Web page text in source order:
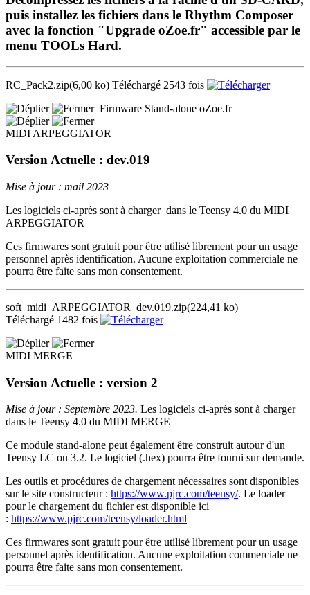
puis installez les fichiers dans le Rhythm Composer
avec la fonction "Upgrade oZoe.fr" accessible par le
menu TOOLs Hard.
RC_Pack2.zip(6,00 ko) Téléchargé 2543 fois
Firmware Stand-alone oZoe.fr
MIDI ARPEGGIATOR
Version Actuelle : dev.019
Mise à jour : mail 2023
Les logiciels ci-après sont à charger dans le Teensy 4.0 du MIDI
ARPEGGIATOR
Ces firmwares sont gratuit pour être utilisé librement pour un usage
personnel après identification. Aucune exploitation commerciale ne
pourra être faite sans mon consentement.
soft_midi_ARPEGGIATOR_dev.019.zip(224,41 ko)
Téléchargé 1482 fois
MIDI MERGE
Version Actuelle : version 2
Mise à jour : Septembre 2023. Les logiciels ci-après sont à charger
dans le Teensy 4.0 du MIDI MERGE
Ce module stand-alone peut également être construit autour d'un
Teensy LC ou 3.2. Le logiciel (.hex) pourra être fourni sur demande.
Les outils et procédures de chargement nécessaires sont disponibles
sur le site constructeur : https://www.pjrc.com/teensy/. Le loader
pour le chargement du fichier est disponible ici
: https://www.pjrc.com/teensy/loader.html​
Ces firmwares sont gratuit pour être utilisé librement pour un usage
personnel après identification. Aucune exploitation commerciale ne
pourra être faite sans mon consentement.